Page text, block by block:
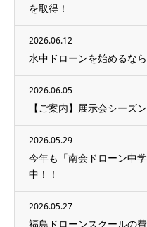
を取得！
2026.06.12
水中ドローンを始めるな
2026.06.05
【ご案内】展示会シーズ
2026.05.29
今年も「南会ドローン中
中！！
2026.05.27
福島ドローンスクールの